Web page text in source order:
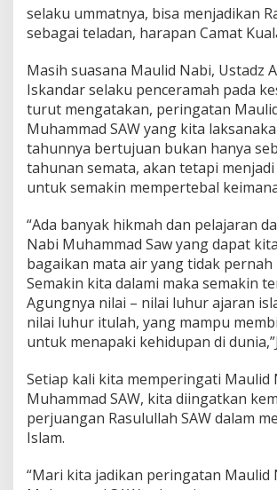
selaku ummatnya, bisa menjadikan
sebagai teladan, harapan Camat
Masih suasana Maulid Nabi, Ustadz
Iskandar selaku penceramah pada
turut mengatakan, peringatan
Muhammad SAW yang kita
tahunnya bertujuan bukan hanya
tahunan semata, akan tetapi
untuk semakin mempertebal
“Ada banyak hikmah dan pelajaran
Nabi Muhammad Saw yang dapat
bagaikan mata air yang tidak pernah
Semakin kita dalami maka semakin
Agungnya nilai – nilai luhur ajaran
nilai luhur itulah, yang mampu
untuk menapaki kehidupan di
Setiap kali kita memperingati Maulid
Muhammad SAW, kita diingatkan
perjuangan Rasulullah SAW dalam
Islam.
“Mari kita jadikan peringatan Maulid